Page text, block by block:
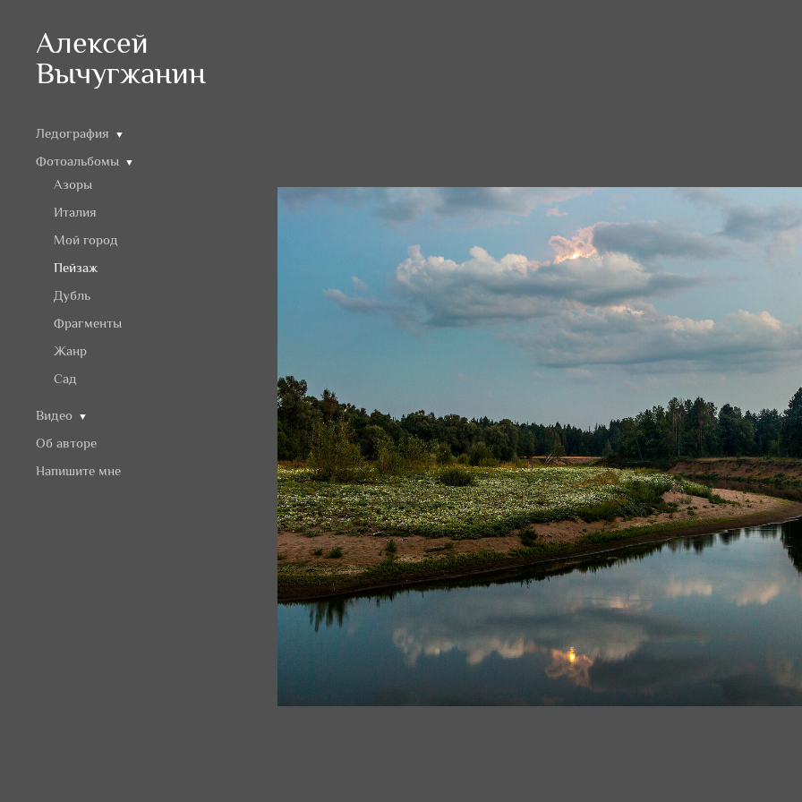
Алексей
Вычугжанин
Ледография ▼
Фотоальбомы ▼
Азоры
Италия
Мой город
Пейзаж
Дубль
Фрагменты
Жанр
Сад
Видео ▼
Об авторе
Напишите мне